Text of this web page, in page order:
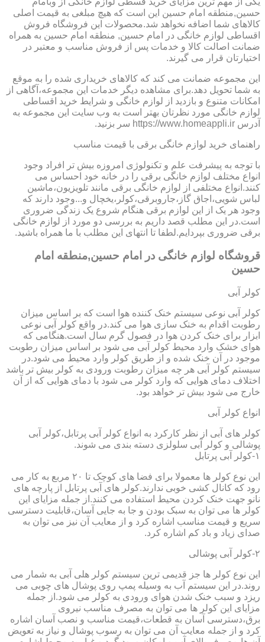
حسین,منطقه امام حسین این است که هیچ مبلغی به قیمت اصلی
کالاهای شما اضافه نخواهد شد.محصولات این فروشگاه فروش
اقساطی لوازم خانگی در امام حسین, منطقه امام حسین به همراه
ضمانت اصالت کالا و خدمات پس از فروش مناسب و معتبر در
اختیارتان قرار می گیرند.
این مجموعه ضمانت می کند که کالاهای خریداری شده را به موقع
به شما تحویل دهد.برای مشاهده دیگر خدمات این مجموعه،آگاهی از
امکانات متنوع و بازدید از لوازم خانگی و شرایط خرید اقساطی
لوازم خانگی مورد نظرتان بهتر است به وب سایت این مجموعه به
آدرس https://www.homeappli.ir سر بزنید.
راهنمای خرید لوازم خانگی برقی با قیمت مناسب
با توجه به پیشرفت علم و تکنولوژی امروزه بیش تر افراد وجود
انواع مختلف لوازم خانگی برقی را در خانه خود احساس می
کنند.انواع مختلفی از لوازم خانگی برقی مانند تلویزیون،ماشین
لباس شویی،اجاق گاز،جاروبرقی،کولر،یخچال و...وجود دارند که
وجود هر یک از این لوازم برقی هنگام شروع یک زندگی ضروری
است.در این مطلب قصد داریم به بررسی دو مورد از لوازم خانگی
برقی ضروری بپردایم.لطفا تا انتهای این مطلب با ما همراه باشید.
قروشگاه لوازم خانگی در امام حسین,منطقه امام
حسین
کولر آبی
کولر آبی نوعی سیستم خنک کننده هوا است که بر اساس میزان
رطوبت اقدام به خنک سازی هوا می کند.در واقع کولر آبی نوعی
ابزار برای خنک کردن هوا در فصول گرم سال است.هنگامی که
هوای خشک وارد محیط کولر آبی می شود بر اساس میزان رطوبت
موجود در آن خنک شده و از طریق کولر وارد محیط می شود.در
سیستم کولر آبی هر چه میزان رطوبت ورودی به کولر بیش تر باشد
اختلاف دمای هوایی که وارد کولر می شود با دمای هوایی که از آن
خارج می شود بیش تر خواهد بود.
انواع کولر آبی
کولر های آبی از نظر کارکرد به انواع کولر آبی پرتابل،کولر آبی
پوشالی و کولر آبی سلولزی دسته بندی می شوند.
۱-کولر آبی پرتابل
این نوع کولر ها معمولا برای فضا های کوچک تا ۲۰ مربع به کار می
رود که کانال کشی خوبی ندارند.کولر های آبی پرتابل از پارچه های
نانو جهت خنک کردن محیط استفاده می کنند.از جمله مزایای این
کولر ها می توان به سبک بودن و جا به جایی آسان،قابلیت دسترسی
سریع و قیمت مناسب اشاره کرد و از معایب آن نیز می توان به
صدای زیاد و باد کم اشاره کرد.
۲-کولر آبی پوشالی
این نوع کولر ها جز قدیمی ترین سیستم کولر هلی آبی به شمار می
روند.در این سیستم آب به وسیله پمپ روی پوشال های چوبی می
ریزد و سبب خنک شدن هوای ورودی به کولر می شود.از جمله
مزایای این کولر ها می توان به مصرف مناسب نیروی
برق،دسترسی آسان به قطعات،قیمت مناسب و نصب آسان اشاره
کرد و از جمله معایب آن می توان به رسوب پوشال و نیاز به تعویض